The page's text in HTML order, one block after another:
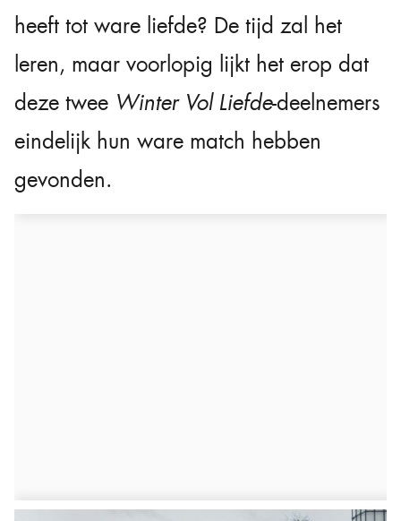
heeft tot ware liefde? De tijd zal het
leren, maar voorlopig lijkt het erop dat
deze twee Winter Vol Liefde-deelnemers
eindelijk hun ware match hebben
gevonden.